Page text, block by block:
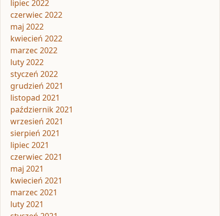
lipiec 2022
czerwiec 2022
maj 2022
kwiecień 2022
marzec 2022
luty 2022
styczeń 2022
grudzień 2021
listopad 2021
październik 2021
wrzesień 2021
sierpień 2021
lipiec 2021
czerwiec 2021
maj 2021
kwiecień 2021
marzec 2021
luty 2021